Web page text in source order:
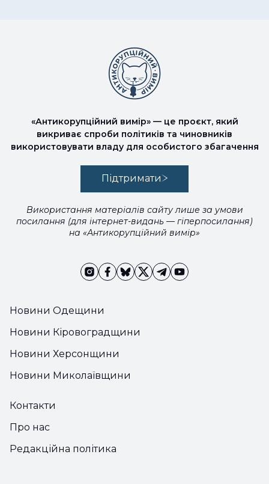
Новини Одещини
Новини Кіровоградщини
Новини Херсонщини
Новини Миколаївщини
«Антикорупційний вимір» — це проєкт, який
викриває спроби політиків та чиновників
використовувати владу для особистого збагачення
Підтримати
Використання матеріалів сайту лише за умови
посилання (для інтернет-видань — гіперпосилання)
на «Антикорупційний вимір»
Контакти
Про нас
Редакційна політика